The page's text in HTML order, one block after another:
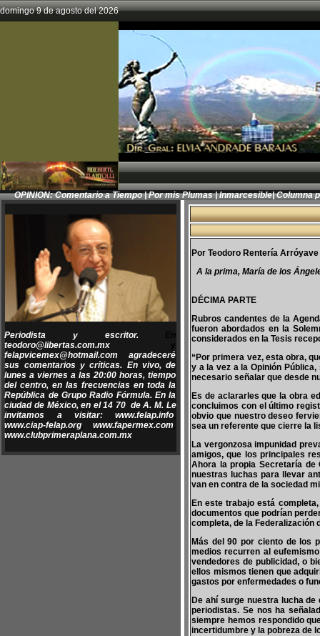
domingo 9 de agosto del 2026
OPINION:Comentario a Tiempo|Por mis Plumas|Inmarcesible|Columna
Periodista y escritor.
teodoro@libertas.com.mx
felapvicemex@hotmail.com
agradeceré
sus comentarios y críticas. En vivo, de
lunes a viernes a las 20:00 horas, tiempo
del centro, en las frecuencias en toda la
República de Grupo Radio Fórmula. En la
ciudad de México, en el 14 70 de A. M. Le
invitamos a visitar:www.felap.info
www.ciap-felap.org ,www.fapermex.com
www.clubprimeraplana.com.mx
Por Teodoro Rentería Arróyave
A la prima, María de los
DÉCIMA PARTE
Rubros candentes de la
fueron abordados en la
considerados en la Tesis
“Por primera vez, esta obra,
y a la vez a la Opinión
necesario señalar que desde
Es de aclararles que la obra
concluimos con el último
obvio que nuestro deseo
sea un referente que cierre la
La vergonzosa impunidad
amigos, que los principales
Ahora la propia Secretaría de
nuestras luchas para llevar
van en contra de la sociedad
En este trabajo está
documentos que podrían
completa, de la Federalización
Más del 90 por ciento de los
medios recurren al
vendedores de publicidad, o
ellos mismos tienen que
gastos por enfermedades o
De ahí surge nuestra lucha
periodistas. Se nos ha
siempre hemos respondido
incertidumbre y la pobreza de